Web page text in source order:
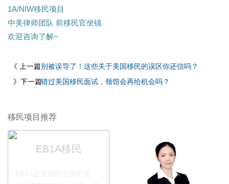
1A/NIW移民项目
中美律师团队 前移民官坐镇
欢迎咨询了解~
《 上一篇别被误导了！这些关于美国移民的误区你还信吗？
》下一篇错过美国移民面试，领馆会再给机会吗？
移民项目推荐
EB1A移民